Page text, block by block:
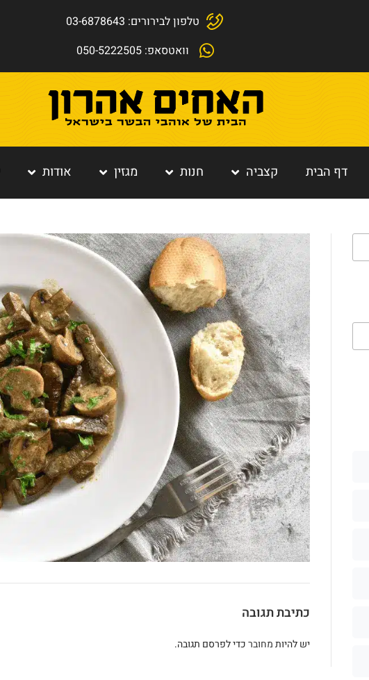
טלפון לבירורים: 03-6878643
וואטסאפ: 050-5222505
דף הבית קצביה חנות מגזין אודות
כתיבת תגובה
יש להיותמחוברכדי לפרסם תגובה.